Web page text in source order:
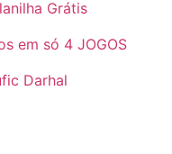
Grátis
em só 4 JOGOS
Darhal